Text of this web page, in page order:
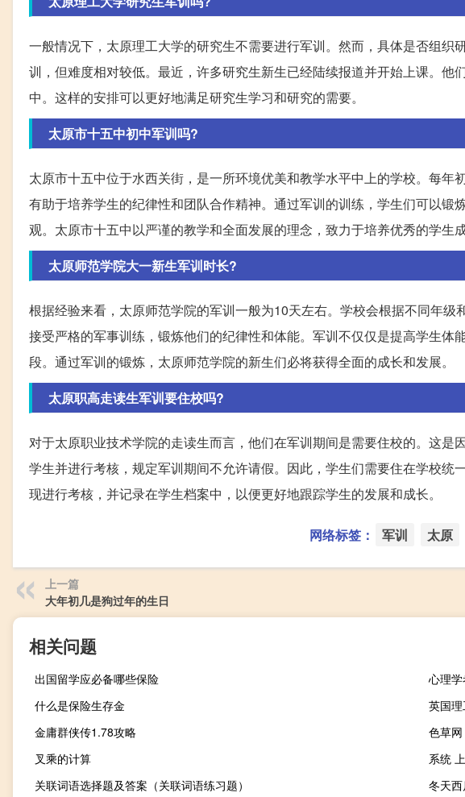
一般情况下，太原理工大学的研究生不需要进行军训。然而，具体是否组
训，但难度相对较低。最近，许多研究生新生已经陆续报道并开始上课。
中。这样的安排可以更好地满足研究生学习和研究的需要。
太原市十五中初中军训吗?
太原市十五中位于水西关街，是一所环境优美和教学水平中上的学校。每
有助于培养学生的纪律性和团队合作精神。通过军训的训练，学生们可以锻
观。太原市十五中以严谨的教学和全面发展的理念，致力于培养优秀的学生成
太原师范学院大一新生军训时长?
根据经验来看，太原师范学院的军训一般为10天左右。学校会根据不同年
接受严格的军事训练，锻炼他们的纪律性和体能。军训不仅仅是提高学生
段。通过军训的锻炼，太原师范学院的新生们必将获得全面的成长和发展。
太原职高走读生军训要住校吗?
对于太原职业技术学院的走读生而言，他们在军训期间是需要住校的。这
学生并进行考核，规定军训期间不允许请假。因此，学生们需要住在学校
现进行考核，并记录在学生档案中，以便更好地跟踪学生的发展和成长。
网络标签： 军训 太原
上一篇
大年初几是狗过年的生日
相关问题
出国留学应必备哪些保险
心理
什么是保险生存金
英国
金庸群侠传1.78攻略
色草网
叉乘的计算
系统
关联词语选择题及答案（关联词语练习题）
冬天